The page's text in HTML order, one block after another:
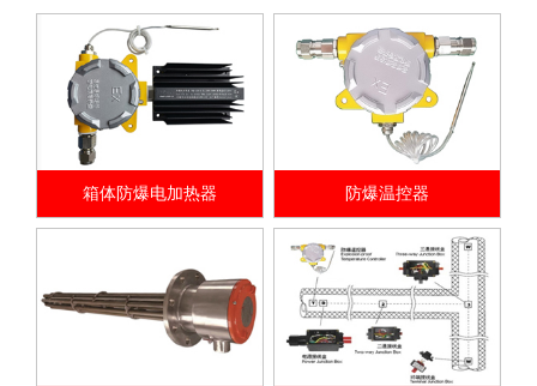
箱体防爆电加热器 防爆温控器